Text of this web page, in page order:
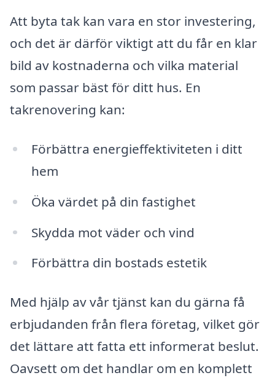
Att byta tak kan vara en stor investering,
och det är därför viktigt att du får en klar
bild av kostnaderna och vilka material
som passar bäst för ditt hus. En
takrenovering kan:
Förbättra energieffektiviteten i ditt
hem
Öka värdet på din fastighet
Skydda mot väder och vind
Förbättra din bostads estetik
Med hjälp av vår tjänst kan du gärna få
erbjudanden från flera företag, vilket gör
det lättare att fatta ett informerat beslut.
Oavsett om det handlar om en komplett